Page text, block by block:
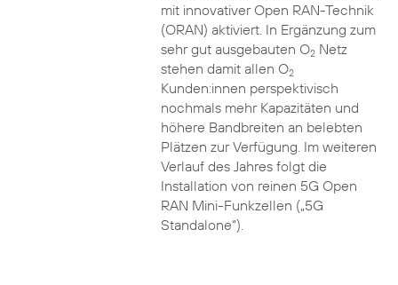
mit innovativer Open RAN-Technik
(ORAN) aktiviert. In Ergänzung zum
sehr gut ausgebauten O2Netz
stehen damit allen O2
Kunden:innen perspektivisch
nochmals mehr Kapazitäten und
höhere Bandbreiten an belebten
Plätzen zur Verfügung. Im weiteren
Verlauf des Jahres folgt die
Installation von reinen 5G Open
RAN Mini-Funkzellen („5G
Standalone“).